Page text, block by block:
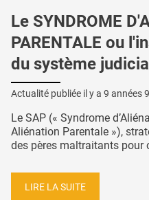
Le SYNDROME
PARENTALE ou
du système
Actualité publiée il y a 9 années
Le SAP (« Syndrome
Aliénation Parentale »),
des pères maltraitants pour
LIRE LA SUITE